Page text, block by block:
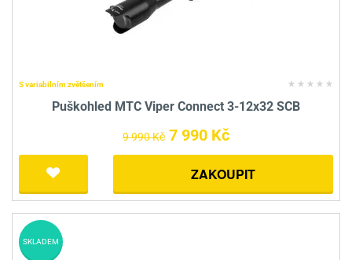
S variabilním zvětšením
Puškohled MTC Viper Connect 3-12x32 SCB
9 990 Kč 7 990 Kč
ZAKOUPIT
SKLADEM